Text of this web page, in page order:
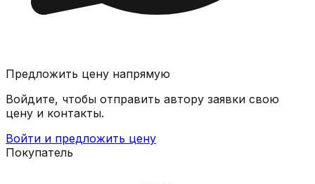
Предложить цену напрямую
Войдите, чтобы отправить автору заявки свою
цену и контакты.
Войти и предложить цену
Покупатель